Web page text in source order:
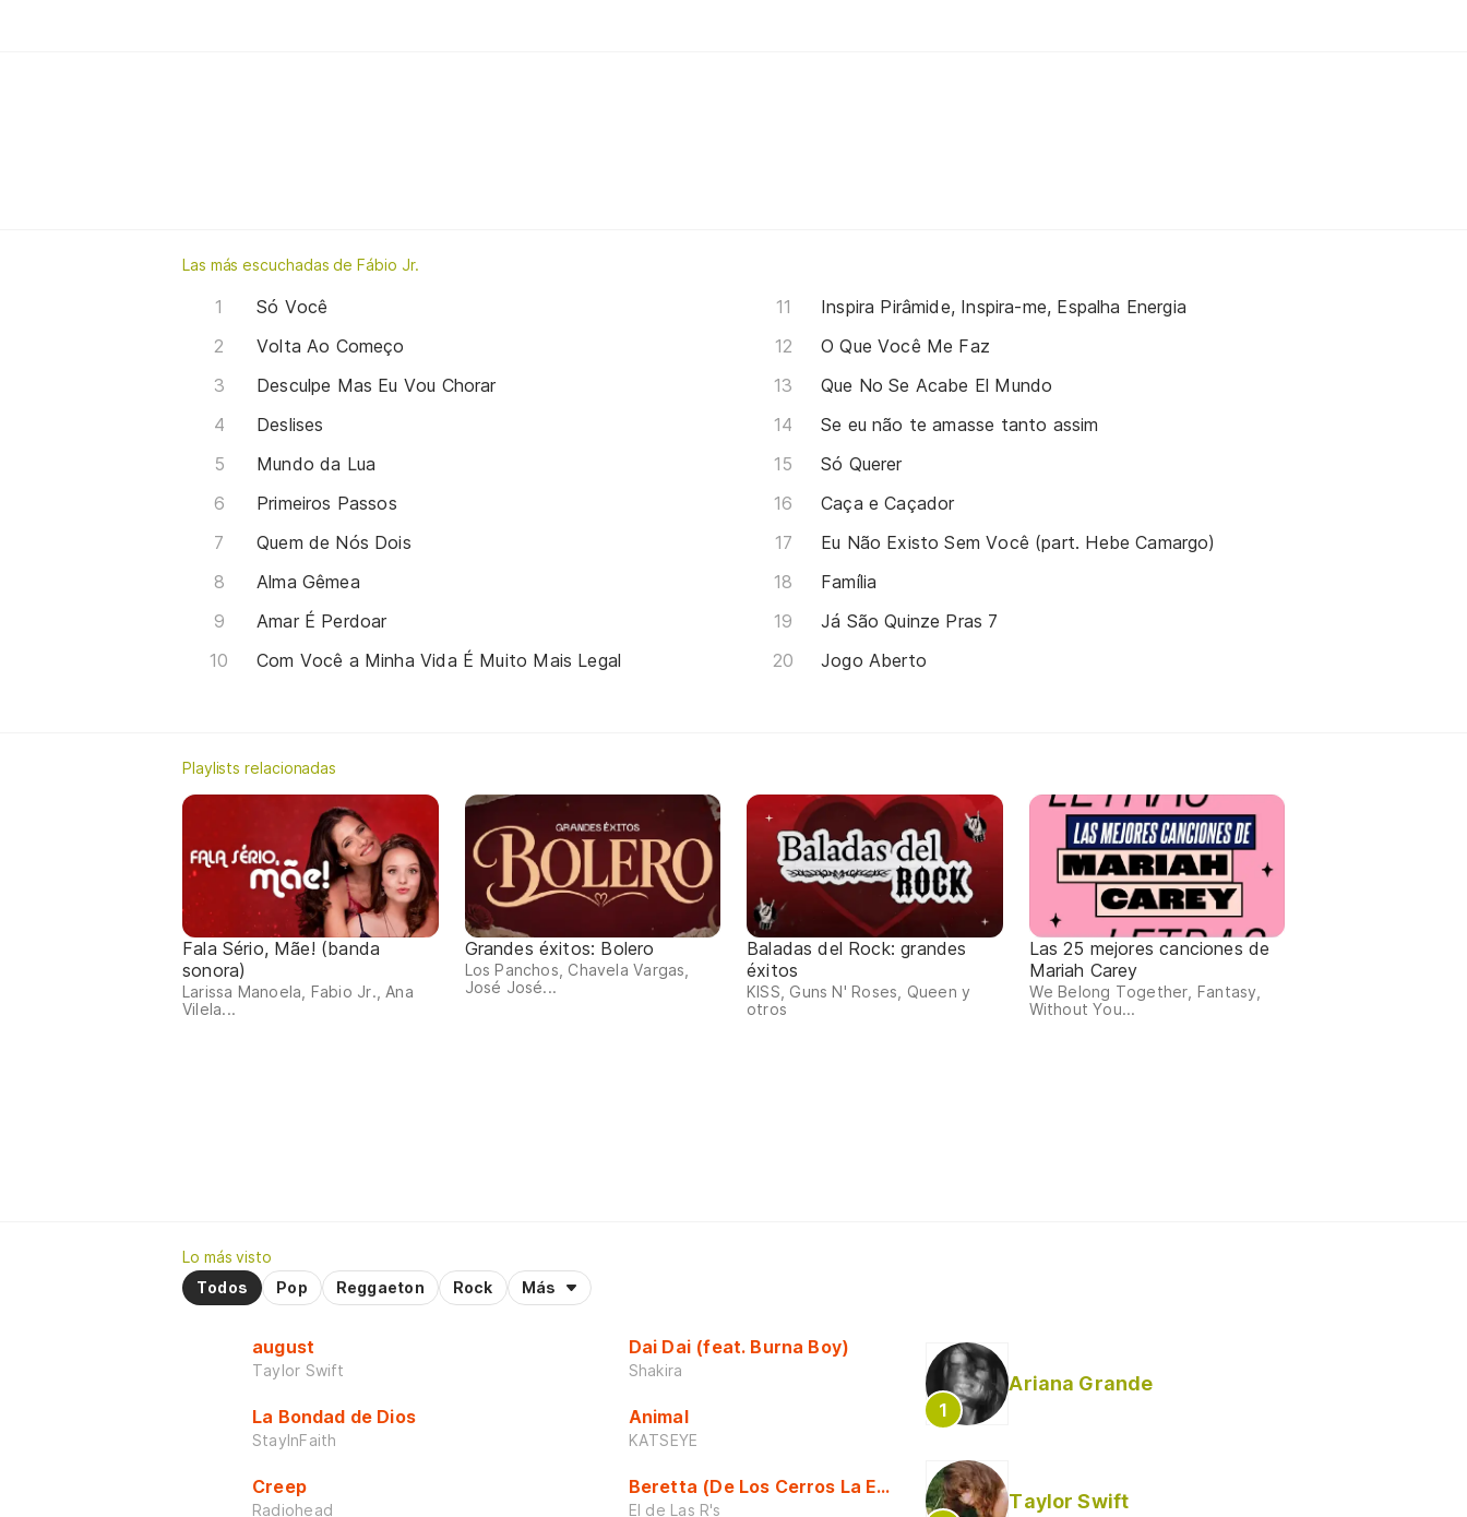
Las más escuchadas de Fábio Jr.
Só Você
Volta Ao Começo
Desculpe Mas Eu Vou Chorar
Deslises
Mundo da Lua
Primeiros Passos
Quem de Nós Dois
Alma Gêmea
Amar É Perdoar
Com Você a Minha Vida É Muito Mais Legal
Inspira Pirâmide, Inspira-me, Espalha Energia
O Que Você Me Faz
Que No Se Acabe El Mundo
Se eu não te amasse tanto assim
Só Querer
Caça e Caçador
Eu Não Existo Sem Você (part. Hebe Camargo)
Família
Já São Quinze Pras 7
Jogo Aberto
Playlists relacionadas
Fala Sério, Mãe! (banda
sonora)
Larissa Manoela, Fabio Jr., Ana
Vilela...
Grandes éxitos: Bolero
Los Panchos, Chavela Vargas,
José José...
Baladas del Rock: grandes
éxitos
KISS, Guns N' Roses, Queen y
otros
Las 25 mejores canciones de
Mariah Carey
We Belong Together, Fantasy,
Without You...
Lo más visto
Todos
Pop Reggaeton Rock Más
august
Taylor Swift
La Bondad de Dios
StayInFaith
Creep
Radiohead
Dai Dai (feat. Burna Boy)
Shakira
Animal
KATSEYE
Beretta (De Los Cerros La Escuela)
El de Las R's
Ariana Grande
Taylor Swift